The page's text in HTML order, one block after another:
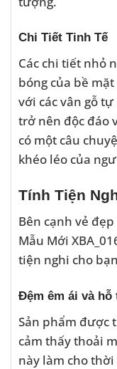
Chi Tiết Tinh Tế
Các chi tiết nhỏ
bóng của bề
với các vân gỗ
trở nên độc đáo
có một câu
khéo léo của
Tính Tiện
Bên cạnh vẻ
Mẫu Mới
tiện nghi cho
Đệm êm ái và
Sản phẩm được
cảm thấy thoải
này làm cho